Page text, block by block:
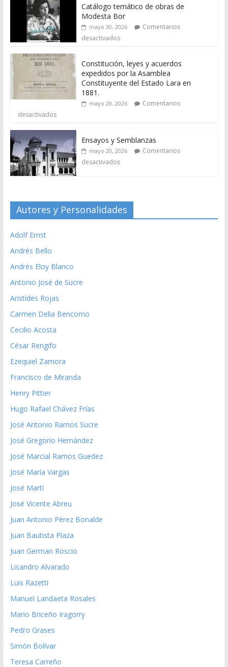
Catálogo temático de obras de
Modesta Bor
mayo 30, 2026
Comentarios
desactivados
Constitución, leyes y acuerdos
expedidos por la Asamblea
Constituyente del Estado Lara en
1881.
mayo 20, 2026
Comentarios
desactivados
Ensayos y Semblanzas
mayo 20, 2026
Comentarios
desactivados
Autores y Personalidades
Adolf Ernst
Andrés Bello
Andrés Eloy Blanco
Antonio José de Sucre
Aristides Rojas
Carmen Delia Bencomo
Cecilio Acosta
César Rengifo
Ezequiel Zamora
Francisco de Miranda
Henry Pittier
Hugo Rafael Chávez Frías
José Antonio Ramos Sucre
José Gregorio Hernández
José Marcial Ramos Guedez
José María Vargas
José Martí
José Vicente Abreu
Juan Antonio Pérez Bonalde
Juan Bautista Plaza
Juan German Roscio
Lisandro Alvarado
Luis Razetti
Manuel Landaeta Rosales
Mario Briceño Iragorry
Pedro Grases
Simón Bolívar
Teresa Carreño